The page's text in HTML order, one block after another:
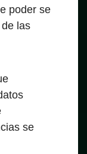
poder se
las
se